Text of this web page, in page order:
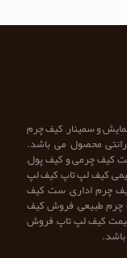
و سمینار, کیف چرم
محصول می باشد.
کیف چرمی و کیف پول,
کیف لپ تاپ, کیف لپ
چرم اداری, ست کیف
طبیعی, فروش کیف
کیف لپ تاپ, فروش